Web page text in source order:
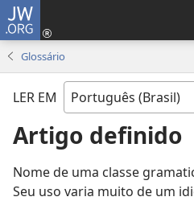
JW.ORG
Glossário
LER EM
Artigo definido
Nome de uma classe
Seu uso varia muito de um